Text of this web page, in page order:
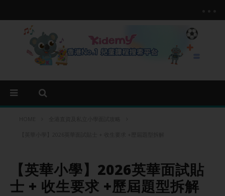
【英華小學】2026英華面試貼
士 + 收生要求 +歷屆題型拆解